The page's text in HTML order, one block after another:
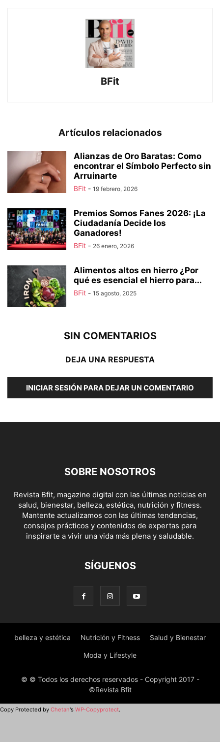
BFit
Artículos relacionados
Alianzas de Oro Baratas: Como
encontrar el Símbolo Perfecto sin
Arruinarte
BFit - 19 febrero, 2026
Premios Somos Fanes 2026: ¡La
Ciudadanía Decide los
Ganadores!
BFit - 26 enero, 2026
Alimentos altos en hierro ¿Por
qué es esencial el hierro para...
BFit - 15 agosto, 2025
SIN COMENTARIOS
DEJA UNA RESPUESTA
INICIAR SESIÓN PARA DEJAR UN COMENTARIO
SOBRE NOSOTROS
Revista Bfit, magazine digital con las últimas noticias en
salud, bienestar, belleza, estética, nutrición y fitness.
Mantente actualizamos con las últimas tendencias,
consejos prácticos y contenidos de expertas para
inspirarte a vivir una vida más plena y saludable.
SÍGUENOS
belleza y estética Nutrición y Fitness Salud y Bienestar
Moda y Lifestyle
© © Todos los derechos reservados - Copyright 2017 -
©Revista Bfit
Copy Protected by Chetan's WP-Copyprotect.